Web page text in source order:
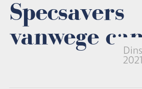
Specsavers
vanwege
2021